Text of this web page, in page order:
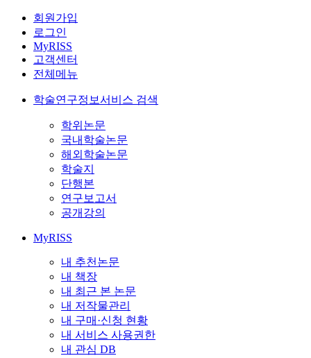
회원가입
로그인
MyRISS
고객센터
전체메뉴
학술연구정보서비스 검색
학위논문
국내학술논문
해외학술논문
학술지
단행본
연구보고서
공개강의
MyRISS
내 추천논문
내 책장
내 최근 본 논문
내 저작물관리
내 구매·신청 현황
내 서비스 사용권한
내 관심 DB